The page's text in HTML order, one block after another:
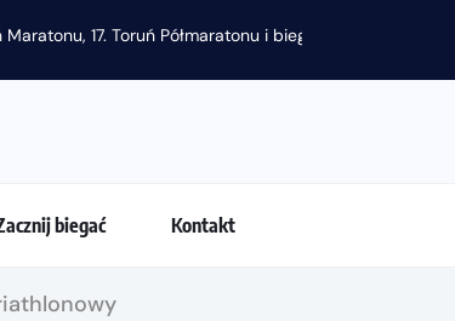
17. Toruń Półmaratonu i biegu na 5 km
biegać Kontakt